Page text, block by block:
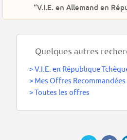
“V.I.E. en Allemand en
Quelques autres
>V.I.E. en République
> Mes Offres Recommandées
>Toutes les offres